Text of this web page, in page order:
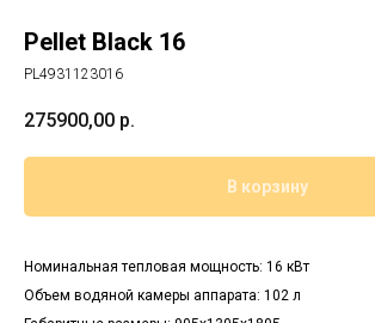
Pellet Black 16
PL4931123016
275900,00 р.
В корзину
Номинальная тепловая мощность: 16 кВт
Объем водяной камеры аппарата: 102 л